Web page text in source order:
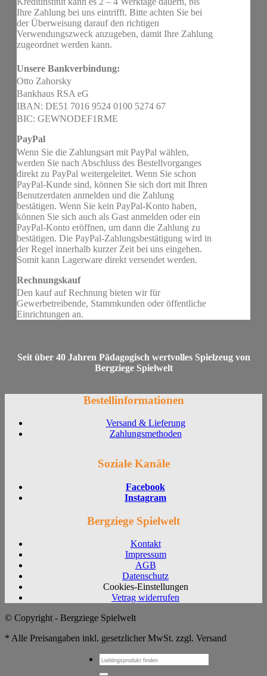
Ihre Zahlung bei uns eintrifft. Bitte achten Sie bei
der Überweisung darauf den richtigen
Verwendungszweck anzugeben, damit Ihre Zahlung
zugeordnet werden kann.
Unsere Bankverbindung:
Otto Zahorsky
Bankhaus RSA eG
IBAN: DE51 7016 9524 0100 5274 67
BIC: GEWNODEF1RME
PayPal
Wenn Sie die Zahlungsart mit PayPal wählen,
werden Sie nach Abschluss des Bestellvorganges
direkt zu PayPal weitergeleitet. Wenn Sie schon
PayPal-Kunde sind, können Sie sich dort mit Ihren
Benutzerdaten anmelden und die Zahlung
bestätigen. Wenn Sie kein PayPal-Konto haben,
können Sie sich auch als Gast anmelden oder ein
PayPal-Konto eröffnen, um dann die Zahlung zu
bestätigen. Die PayPal-Zahlungsbestätigung wird in
der Regel innerhalb kurzer Zeit bei uns eingehen.
Somit kann Lagerware direkt versendet werden.
Rechnungskauf
Den kauf auf Rechnung bieten wir für
Gewerbetreibende, Stammkunden oder öffentliche
Einrichtungen an.
Seit über 40 Jahren Pädagogisch wertvolles Spielzeug von
Bergziege Spielwelt
Bestellinformationen
Versand & Lieferung
Zahlungsmethoden
Soziale Kanäle
Facebook
Instagram
Bergziege Spielwelt
Kontakt
Impressum
AGB
Datenschutz
Cookies-Einstellungen
Vetrag widerrufen
© Copyright - Bergziege Spielwelt
* Alle Preisangaben inkl. gesetzlicher MwSt. zzgl. Versand
Suchen